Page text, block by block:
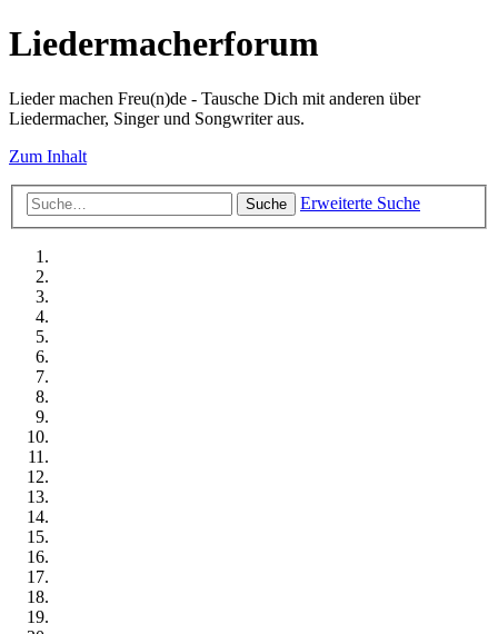
Liedermacherforum
Lieder machen Freu(n)de - Tausche Dich mit anderen über
Liedermacher, Singer und Songwriter aus.
Zum Inhalt
Suche Erweiterte Suche